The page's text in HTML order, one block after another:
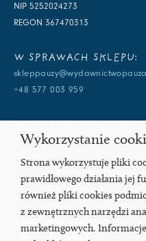
NIP 5252024273
REGON 367470313
W SPRAWACH SKLEPU:
+48 577 003 959
info@wydawnictwopauza.pl
+48 501 177 119 (czynny w
proszę o wysłanie wiadomości
SOCIAL MEDIA
Wykorzystanie
Strona wykorzystuje pliki
prawidłowego działania jej
również pliki cookies
z zewnętrznych narzędzi
marketingowych.